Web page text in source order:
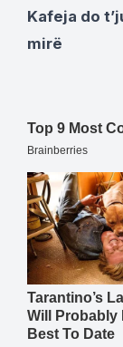
Kafeja do
mirë